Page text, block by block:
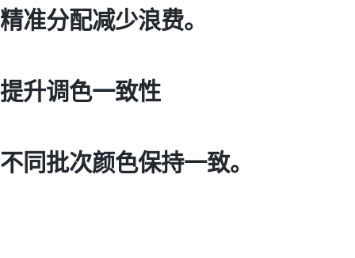
精准分配减少浪费。
提升调色一致性
不同批次颜色保持一致。